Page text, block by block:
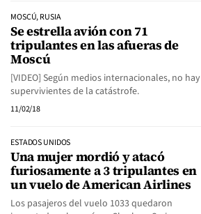
MOSCÚ, RUSIA
Se estrella avión con 71
tripulantes en las afueras de
Moscú
[VIDEO] Según medios internacionales, no hay
supervivientes de la catástrofe.
11/02/18
ESTADOS UNIDOS
Una mujer mordió y atacó
furiosamente a 3 tripulantes en
un vuelo de American Airlines
Los pasajeros del vuelo 1033 quedaron